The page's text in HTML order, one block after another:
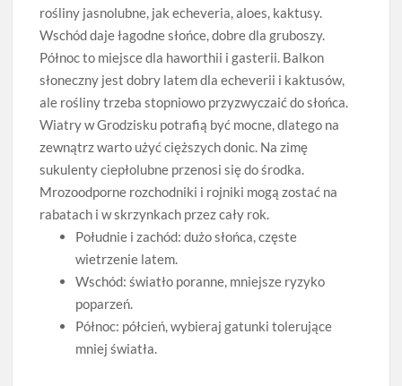
rośliny jasnolubne, jak echeveria, aloes, kaktusy.
Wschód daje łagodne słońce, dobre dla gruboszy.
Północ to miejsce dla haworthii i gasterii. Balkon
słoneczny jest dobry latem dla echeverii i kaktusów,
ale rośliny trzeba stopniowo przyzwyczaić do słońca.
Wiatry w Grodzisku potrafią być mocne, dlatego na
zewnątrz warto użyć cięższych donic. Na zimę
sukulenty ciepłolubne przenosi się do środka.
Mrozoodporne rozchodniki i rojniki mogą zostać na
rabatach i w skrzynkach przez cały rok.
Południe i zachód: dużo słońca, częste
wietrzenie latem.
Wschód: światło poranne, mniejsze ryzyko
poparzeń.
Północ: półcień, wybieraj gatunki tolerujące
mniej światła.